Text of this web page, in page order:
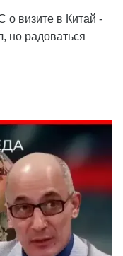
визите в Китай -
радоваться